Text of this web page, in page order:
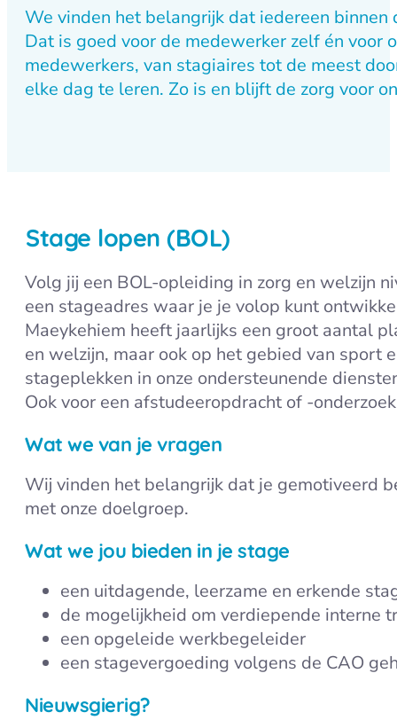
We vinden het belangrijk dat iedereen
Dat is goed voor de medewerker zelf én voor
medewerkers, van stagiaires tot de meest
elke dag te leren. Zo is en blijft de zorg voor
Stage lopen (BOL)
Volg jij een BOL-opleiding in zorg en welzijn
een stageadres waar je je volop kunt
Maeykehiem heeft jaarlijks een groot aantal
en welzijn, maar ook op het gebied van sport
stageplekken in onze ondersteunende
Ook voor een afstudeeropdracht of -
Wat we van je vragen
Wij vinden het belangrijk dat je gemotiveerd
met onze doelgroep.
Wat we jou bieden in je stage
een uitdagende, leerzame en erkende
de mogelijkheid om verdiepende interne
een opgeleide werkbegeleider
een stagevergoeding volgens de CAO
Nieuwsgierig?